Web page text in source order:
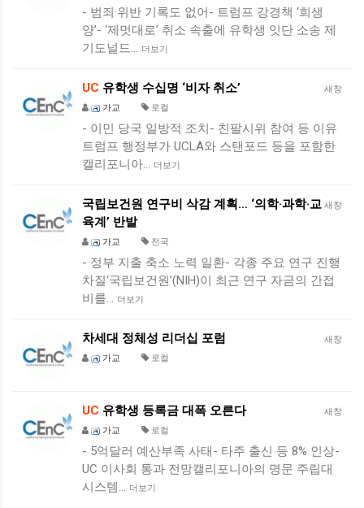
- 범죄·위반 기록도 없어- 트럼프 강경책 ‘희생
양’- ‘제멋대로’ 취소 속출에 유학생 잇단 소송 제
기도널드… 더보기
새창
UC 유학생 수십명 ‘비자 취소’
가교 로컬
- 이민 당국 일방적 조치- 친팔시위 참여 등 이유
트럼프 행정부가 UCLA와 스탠포드 등을 포함한
캘리포니아… 더보기
새창
국립보건원 연구비 삭감 계획… ‘의학·과학·교
육계’ 반발
가교 전국
- 정부 지출 축소 노력 일환- 각종 주요 연구 진행
차질‘국립보건원’(NIH)이 최근 연구 자금의 간접
비를… 더보기
새창
차세대 정체성 리더십 포럼
가교 로컬
새창
UC 유학생 등록금 대폭 오른다
가교 로컬
- 5억달러 예산부족 사태- 타주 출신 등 8% 인상-
UC 이사회 통과 전망캘리포니아의 명문 주립대
시스템… 더보기